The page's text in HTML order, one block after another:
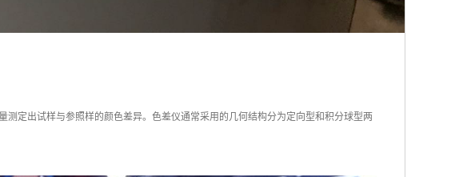
定出试样与参照样的颜色差异。色差仪通常采用的几何结构分为定向型和积分球型两